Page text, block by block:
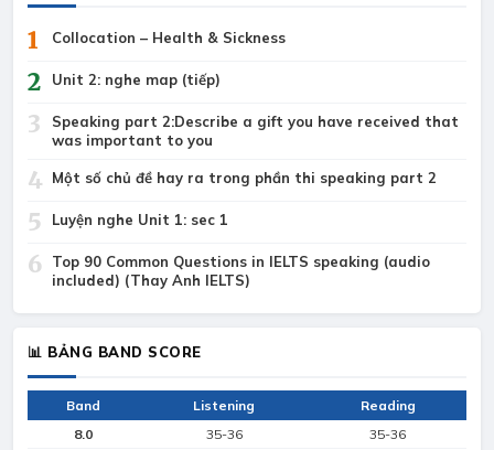
1 Collocation – Health & Sickness
2 Unit 2: nghe map (tiếp)
3
Speaking part 2:Describe a gift you have received that
was important to you
4 Một số chủ đề hay ra trong phần thi speaking part 2
5 Luyện nghe Unit 1: sec 1
6
Top 90 Common Questions in IELTS speaking (audio
included) (Thay Anh IELTS)
📊 BẢNG BAND SCORE
Band Listening
Reading
8.0
35-36 35-36